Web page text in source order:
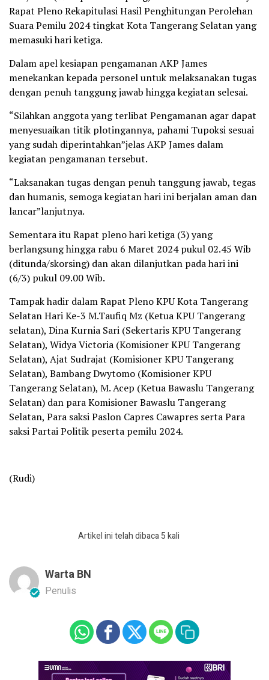
Rapat Pleno Rekapitulasi Hasil Penghitungan Perolehan
Suara Pemilu 2024 tingkat Kota Tangerang Selatan yang
memasuki hari ketiga.
Dalam apel kesiapan pengamanan AKP James
menekankan kepada personel untuk melaksanakan tugas
dengan penuh tanggung jawab hingga kegiatan selesai.
“Silahkan anggota yang terlibat Pengamanan agar dapat
menyesuaikan titik plotingannya, pahami Tupoksi sesuai
yang sudah diperintahkan”jelas AKP James dalam
kegiatan pengamanan tersebut.
“Laksanakan tugas dengan penuh tanggung jawab, tegas
dan humanis, semoga kegiatan hari ini berjalan aman dan
lancar”lanjutnya.
Sementara itu Rapat pleno hari ketiga (3) yang
berlangsung hingga rabu 6 Maret 2024 pukul 02.45 Wib
(ditunda/skorsing) dan akan dilanjutkan pada hari ini
(6/3) pukul 09.00 Wib.
Tampak hadir dalam Rapat Pleno KPU Kota Tangerang
Selatan Hari Ke-3 M.Taufiq Mz (Ketua KPU Tangerang
selatan), Dina Kurnia Sari (Sekertaris KPU Tangerang
Selatan), Widya Victoria (Komisioner KPU Tangerang
Selatan), Ajat Sudrajat (Komisioner KPU Tangerang
Selatan), Bambang Dwytomo (Komisioner KPU
Tangerang Selatan), M. Acep (Ketua Bawaslu Tangerang
Selatan) dan para Komisioner Bawaslu Tangerang
Selatan, Para saksi Paslon Capres Cawapres serta Para
saksi Partai Politik peserta pemilu 2024.
(Rudi)
Artikel ini telah dibaca 5 kali
Warta BN
Penulis